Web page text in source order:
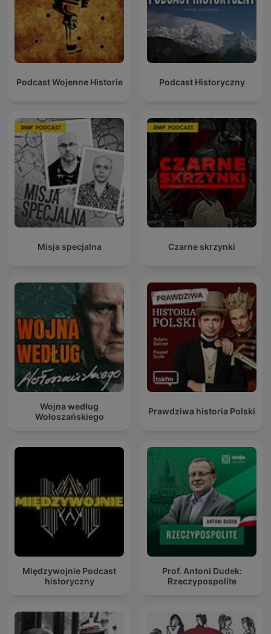
Podcast Wojenne Historie Podcast Historyczny
Misja specjalna Czarne skrzynki
Wojna według
Wołoszańskiego
Prawdziwa historia Polski
Międzywojnie Podcast
historyczny
Prof. Antoni Dudek:
Rzeczypospolite